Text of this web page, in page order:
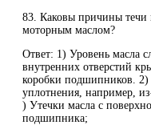
83. Каковы причины течи
моторным маслом?
Ответ: 1) Уровень масла
внутренних отверстий
коробки подшипников. 2)
уплотнения, например,
) Утечки масла с
подшипника;